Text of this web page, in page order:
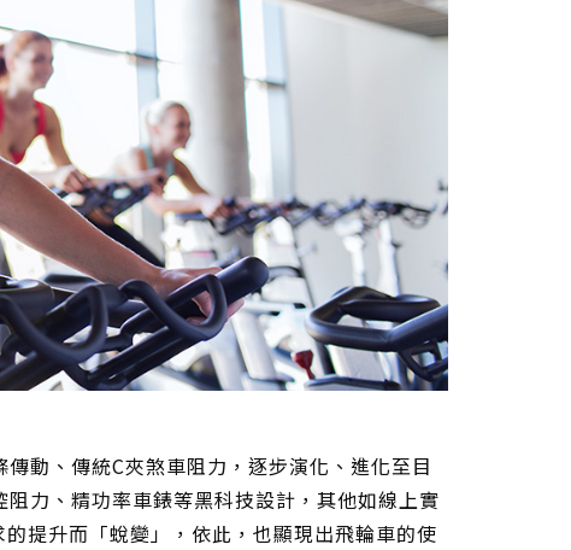
動、傳統C夾煞車阻力，逐步演化、進化至目
力、精功率車錶等黑科技設計，其他如線上實
提升而「蛻變」，依此，也顯現出飛輪車的使